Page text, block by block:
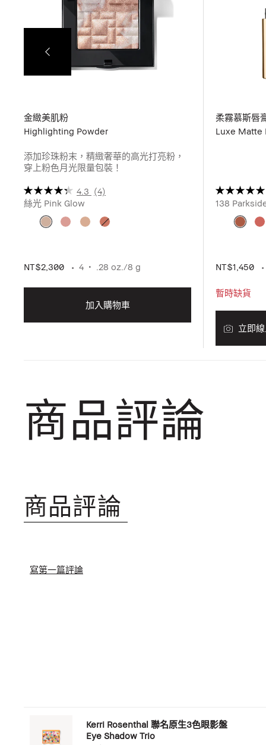
金緻美肌粉
Highlighting Powder
添加珍珠粉末，精緻奢華的高光打亮粉，
穿上粉色月光限量包裝！
4.3 (4)
絲光 Pink Glow
NT$2,300 4 .28 oz./8 g
加入購物車
柔霧慕斯唇
Luxe Matte
138
NT$1,450
暫時缺貨
立即
商品評論
商品評論
寫第一篇評論
Kerri Rosenthal 聯名原生3色眼影盤
Eye Shadow Trio